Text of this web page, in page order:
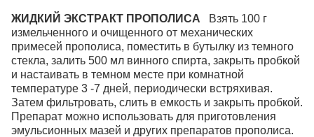
ЖИДКИЙ ЭКСТРАКТ ПРОПОЛИСА Взять 100 г
измельченного и очищенного от механических
примесей прополиса, поместить в бутылку из темного
стекла, залить 500 мл винного спирта, закрыть пробкой
и настаивать в темном месте при комнатной
температуре 3 -7 дней, периодически встряхивая.
Затем фильтровать, слить в емкость и закрыть пробкой.
Препарат можно использовать для приготовления
эмульсионных мазей и других препаратов прополиса.